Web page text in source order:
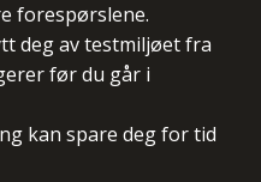
forespørslene.
deg av testmiljøet fra
før du går i
kan spare deg for tid